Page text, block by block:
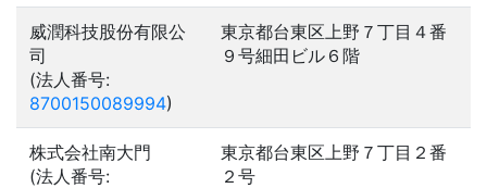
威潤科技股份有限公
司
(法人番号:
8700150089994)
東京都台東区上野７丁目４番
９号細田ビル６階
株式会社南大門
(法人番号:
東京都台東区上野７丁目２番
２号